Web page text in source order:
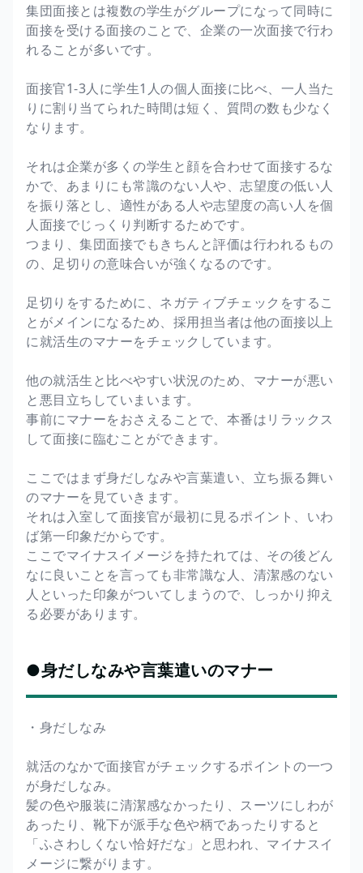
集団面接とは複数の学生がグループになって同時に
面接を受ける面接のことで、企業の一次面接で行わ
れることが多いです。
面接官1-3人に学生1人の個人面接に比べ、一人当た
りに割り当てられた時間は短く、質問の数も少なく
なります。
それは企業が多くの学生と顔を合わせて面接するな
かで、あまりにも常識のない人や、志望度の低い人
を振り落とし、適性がある人や志望度の高い人を個
人面接でじっくり判断するためです。
つまり、集団面接でもきちんと評価は行われるもの
の、足切りの意味合いが強くなるのです。
足切りをするために、ネガティブチェックをするこ
とがメインになるため、採用担当者は他の面接以上
に就活生のマナーをチェックしています。
他の就活生と比べやすい状況のため、マナーが悪い
と悪目立ちしていまいます。
事前にマナーをおさえることで、本番はリラックス
して面接に臨むことができます。
ここではまず身だしなみや言葉遣い、立ち振る舞い
のマナーを見ていきます。
それは入室して面接官が最初に見るポイント、いわ
ば第一印象だからです。
ここでマイナスイメージを持たれては、その後どん
なに良いことを言っても非常識な人、清潔感のない
人といった印象がついてしまうので、しっかり抑え
る必要があります。
●身だしなみや言葉遣いのマナー
・身だしなみ
就活のなかで面接官がチェックするポイントの一つ
が身だしなみ。
髪の色や服装に清潔感なかったり、スーツにしわが
あったり、靴下が派手な色や柄であったりすると
「ふさわしくない恰好だな」と思われ、マイナスイ
メージに繋がります。